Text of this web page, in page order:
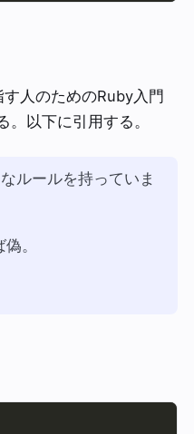
人のためのRuby入門
以下に引用する。
ルールを持っていま
。